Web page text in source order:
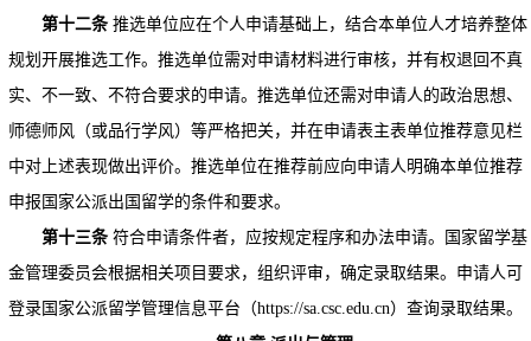
第十二条推选单位应在个人申请基础上，结合本单位人才培养整体
规划开展推选工作。推选单位需对申请材料进行审核，并有权退回不真
实、不一致、不符合要求的申请。推选单位还需对申请人的政治思想、
师德师风（或品行学风）等严格把关，并在申请表主表单位推荐意见栏
中对上述表现做出评价。推选单位在推荐前应向申请人明确本单位推荐
申报国家公派出国留学的条件和要求。
第十三条符合申请条件者，应按规定程序和办法申请。国家留学基
金管理委员会根据相关项目要求，组织评审，确定录取结果。申请人可
登录国家公派留学管理信息平台（https://sa.csc.edu.cn）查询录取结果。